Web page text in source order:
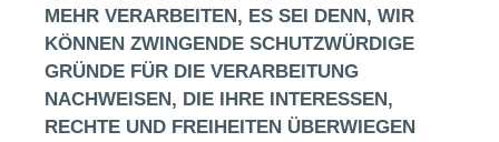
MEHR VERARBEITEN, ES SEI DENN, WIR
KÖNNEN ZWINGENDE SCHUTZWÜRDIGE
GRÜNDE FÜR DIE VERARBEITUNG
NACHWEISEN, DIE IHRE INTERESSEN,
RECHTE UND FREIHEITEN ÜBERWIEGEN